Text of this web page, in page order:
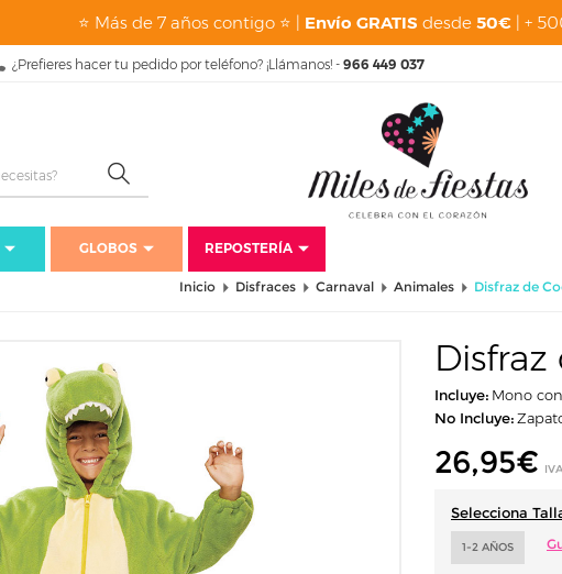
⭐ Más de 7 años contigo ⭐ | Envío GRATIS desde 50€ | +
¿Prefieres hacer tu pedido por teléfono? ¡Llámanos! - 966 449 037
GLOBOS REPOSTERÍA
Inicio Disfraces Carnaval Animales Disfraz de
Incluye: Mono
No Incluye:
26,95€
Selecciona
1-2 AÑOS